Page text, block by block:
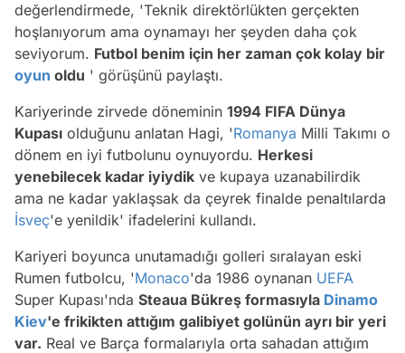
değerlendirmede, 'Teknik direktörlükten gerçekten
hoşlanıyorum ama oynamayı her şeyden daha çok
seviyorum. Futbol benim için her zaman çok kolay bir
oyun oldu ' görüşünü paylaştı.
Kariyerinde zirvede döneminin 1994 FIFA Dünya
Kupası olduğunu anlatan Hagi, 'Romanya Milli Takımı o
dönem en iyi futbolunu oynuyordu. Herkesi
yenebilecek kadar iyiydik ve kupaya uzanabilirdik
ama ne kadar yaklaşsak da çeyrek finalde penaltılarda
İsveç'e yenildik' ifadelerini kullandı.
Kariyeri boyunca unutamadığı golleri sıralayan eski
Rumen futbolcu, 'Monaco'da 1986 oynanan UEFA
Super Kupası'nda Steaua Bükreş formasıyla Dinamo
Kiev'e frikikten attığım galibiyet golünün ayrı bir yeri
var. Real ve Barça formalarıyla orta sahadan attığım